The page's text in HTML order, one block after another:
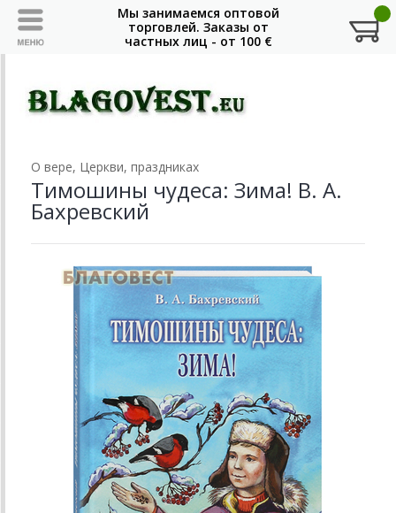
О вере, Церкви, праздниках
Тимошины чудеса: Зима! В. А.
Бахревский